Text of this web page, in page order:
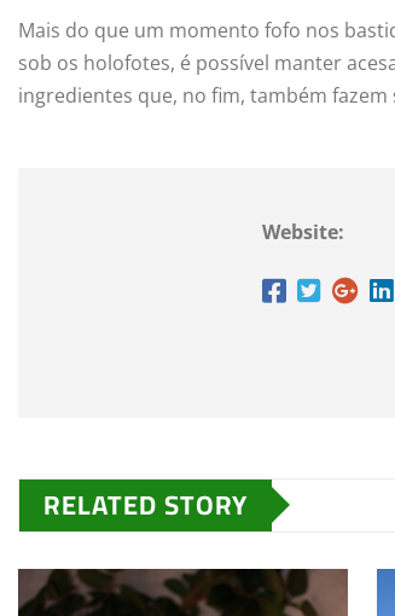
Mais do que um momento fofo nos
sob os holofotes, é possível manter
ingredientes que, no fim, também
Website:
RELATED STORY